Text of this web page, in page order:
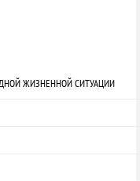
ЖИЗНЕННОЙ СИТУАЦИИ